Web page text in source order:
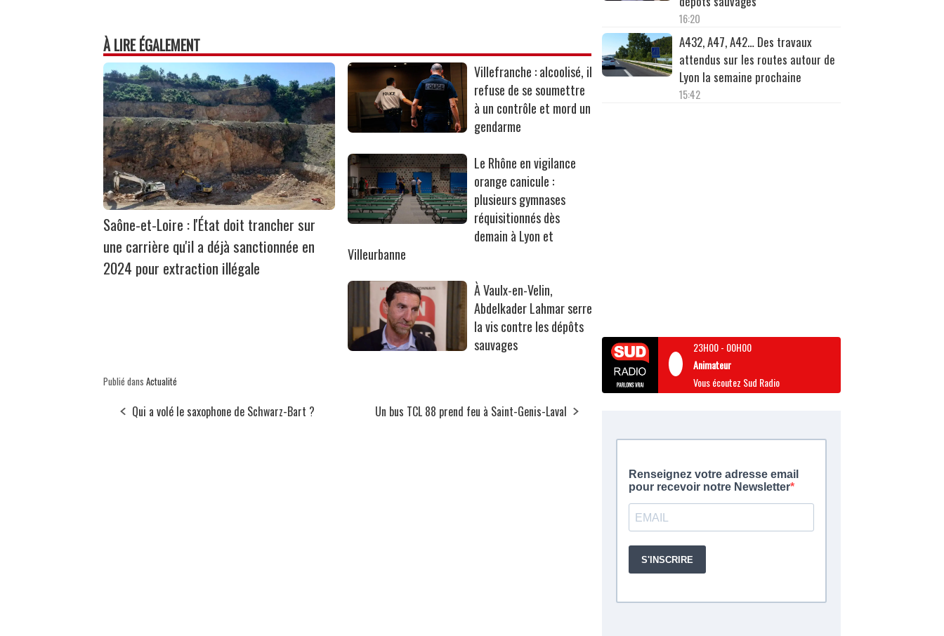
À LIRE ÉGALEMENT
Saône-et-Loire : l'État doit trancher sur
une carrière qu'il a déjà sanctionnée en
2024 pour extraction illégale
Villefranche : alcoolisé, il
refuse de se soumettre
à un contrôle et mord un
gendarme
Le Rhône en vigilance
orange canicule :
plusieurs gymnases
réquisitionnés dès
demain à Lyon et
Villeurbanne
À Vaulx-en-Velin,
Abdelkader Lahmar serre
la vis contre les dépôts
sauvages
Publié dans Actualité
Qui a volé le saxophone de Schwarz-Bart ? Un bus TCL 88 prend feu à Saint-Genis-Laval
16:20
A432, A47, A42… Des travaux
attendus sur les routes autour de
Lyon la semaine prochaine
15:42
23H00- 00H00
Animateur
Vous écoutez Sud Radio